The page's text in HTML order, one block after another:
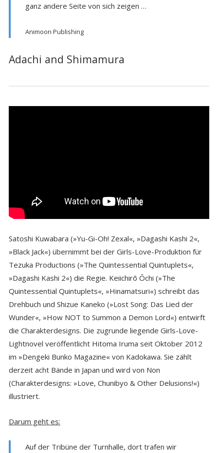
ganz andere Seite von sich zeigen …
Animoon Publishing
Adachi and Shimamura
Satoshi Kuwabara (»Yu-Gi-Oh! Zexal«, »Dagashi Kashi 2«,
»Black Jack«) übernimmt bei der Girls-Love-Produktion für
Tezuka Productions (»The Quintessential Quintuplets«,
»Dagashi Kashi 2«) die Regie. Keiichirō Ōchi (»The
Quintessential Quintuplets«, »Hinamatsuri«) schreibt das
Drehbuch und Shizue Kaneko (»Lost Song: Das Lied der
Wunder«, »How NOT to Summon a Demon Lord«) entwirft
die Charakterdesigns. Die zugrunde liegende Girls-Love-
Lightnovel veröffentlicht Hitoma Iruma seit Oktober 2012
im »Dengeki Bunko Magazine« von Kadokawa. Sie zählt
derzeit acht Bände in Japan und wird von Non
(Charakterdesigns: »Love, Chunibyo & Other Delusions!«)
illustriert.
Darum geht es:
Auf der Tribüne der Turnhalle, dort trafen wir